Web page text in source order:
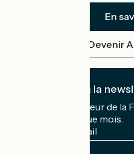
En
Devenir
Je m'abonne à la
Recevez le meilleur de
boîte mail chaque mois.
Mon adresse mail